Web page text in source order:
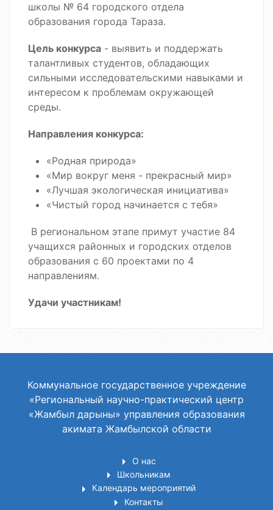
школы № 64 городского отдела
образования города Тараза.
Цель конкурса - выявить и поддержать
талантливых студентов, обладающих
сильными исследовательскими навыками и
интересом к проблемам окружающей
среды.
Направления конкурса:
«Родная природа»
«Мир вокруг меня - прекрасный мир»
«Лучшая экологическая инициатива»
«Чистый город начинается с тебя»
В региональном этапе примут участие 84
учащихся районных и городских отделов
образования с 60 проектами по 4
направлениям.
Удачи участникам!
Коммунальное государственное учреждение
«Региональный научно-практический центр
«Жамбыл дарыны» управления образования
акимата Жамбылской области
О нас
Школьникам
Календарь мероприятий
Контакты